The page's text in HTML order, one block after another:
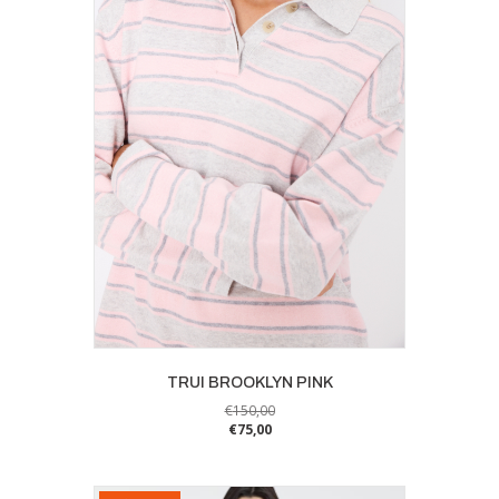
kan
gekozen
worden
op
de
productpagina
TRUI BROOKLYN PINK
€150,00
€75,00